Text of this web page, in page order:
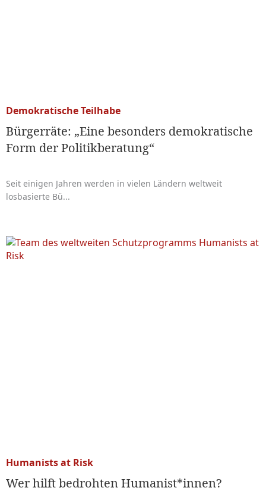
Demokratische Teilhabe
Bürgerräte: „Eine besonders demokratische
Form der Politikberatung“
Seit einigen Jahren werden in vielen Ländern weltweit
losbasierte Bü...
Humanists at Risk
Wer hilft bedrohten Humanist*innen?